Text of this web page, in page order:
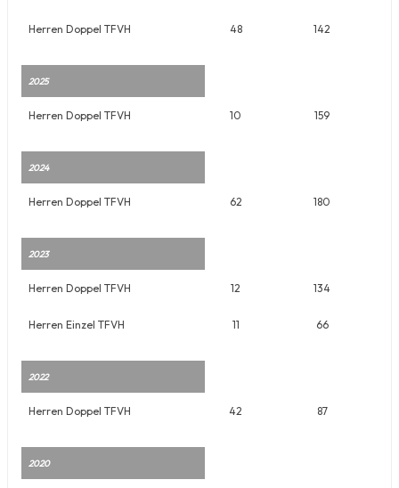
Herren Doppel TFVH 48 142
2025
Herren Doppel TFVH 10 159
2024
Herren Doppel TFVH 62 180
2023
Herren Doppel TFVH 12 134
Herren Einzel TFVH 11 66
2022
Herren Doppel TFVH 42 87
2020